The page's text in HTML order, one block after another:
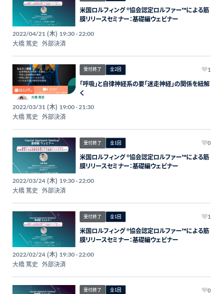
米国ロルフィング ®︎協会認定ロルファー™️による筋
膜リリースセミナー：基礎編ウェビナー
2022/04/21 (木) 19:30 - 22:00
大橋 篤史 外部決済
受付終了 全2回 1
「呼吸」と自律神経系の要「迷走神経」の関係を紐解
く
2022/03/31 (木) 19:00 - 21:30
大橋 篤史 外部決済
受付終了 全1回 0
米国ロルフィング ®︎協会認定ロルファー™️による筋
膜リリースセミナー：基礎編ウェビナー
2022/03/24 (木) 19:30 - 22:00
大橋 篤史 外部決済
受付終了 全1回 1
米国ロルフィング ®︎協会認定ロルファー™️による筋
膜リリースセミナー：基礎編ウェビナー
2022/02/24 (木) 19:30 - 22:00
大橋 篤史 外部決済
受付終了 全1回 0